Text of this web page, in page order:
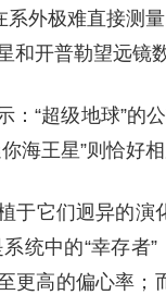
系外极难直接测
和开普勒望远镜
：“超级地球”的
你海王星”则恰好
于它们迥异的演
系统中的“幸存者
更高的偏心率；